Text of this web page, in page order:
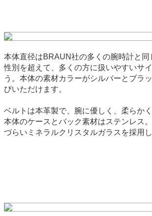
本体直径はBRAUN社の多くの腕時計と同
性別を超えて、多くの方に扱いやすいサ
う。本体の素材カラーがシルバーとブラ
びいただけます。
ベルトは本革製で、腕に優しく、柔らか
本体のケースとバック素材はステンレス
づらいミネラルクリスタルガラスを採用し